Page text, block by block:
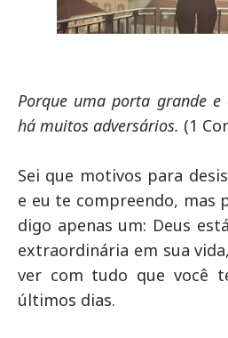
Porque uma porta grande
há muitos adversários. (1
Sei que motivos para
e eu te compreendo, mas
digo apenas um: Deus
extraordinária em sua
ver com tudo que você
últimos dias.